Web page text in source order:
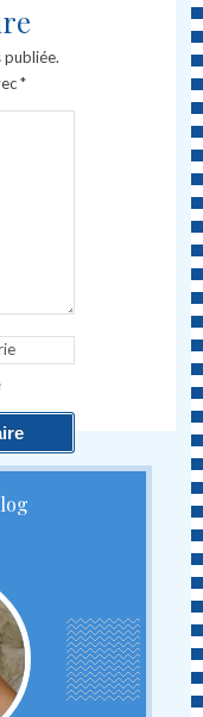
publiée.
*